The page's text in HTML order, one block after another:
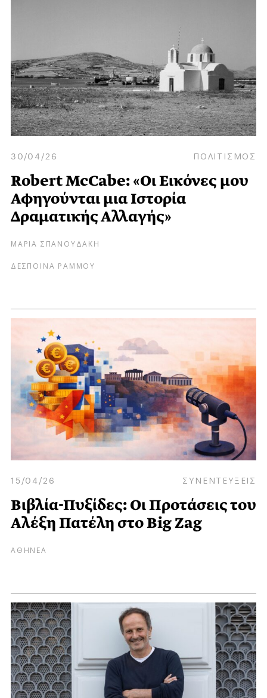
30/04/26 ΠΟΛΙΤΙΣΜΟΣ
Robert McCabe: «Οι Εικόνες μου
Αφηγούνται μια Ιστορία
Δραματικής Αλλαγής»
ΜΑΡΙΑ ΣΠΑΝΟΥΔΑΚΗ
ΔΕΣΠΟΙΝΑ ΡΑΜΜΟΥ
15/04/26 ΣΥΝΕΝΤΕΥΞΕΙΣ
Βιβλία-Πυξίδες: Οι Προτάσεις του
Αλέξη Πατέλη στο Big Zag
ΑΘΗΝΕΑ